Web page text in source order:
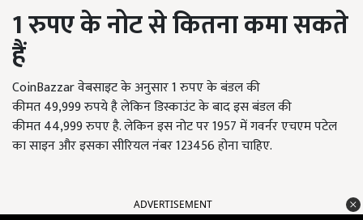
1रुपए के नोट से कितना कमा सकते
हैं
CoinBazzarवेबसाइट के अनुसार1रुपए के बंडल की
कीमत49,999रुपये है लेकिन डिस्काउंट के बाद इस बंडल की
कीमत44,999रुपए है. लेकिन इस नोट पर1957में गवर्नर एचएम पटेल
का साइन और इसका सीरियल नंबर123456होना चाहिए.
ADVERTISEMENT